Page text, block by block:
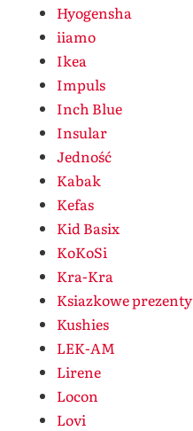
Hyogensha
iiamo
Ikea
Impuls
Inch Blue
Insular
Jedność
Kabak
Kefas
Kid Basix
KoKoSi
Kra-Kra
Ksiazkowe prezenty
Kushies
LEK-AM
Lirene
Locon
Lovi